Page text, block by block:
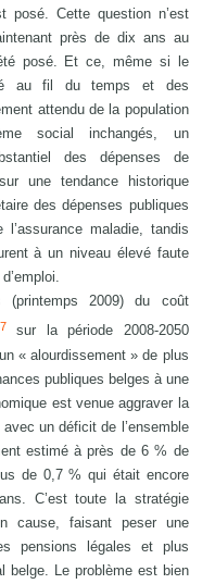
posé. Cette question n’est
près de dix ans au
posé. Et ce, même si le
au fil du temps et des
attendu de la population
social inchangés, un
des dépenses de
une tendance historique
des dépenses publiques
maladie, tandis
à un niveau élevé faute
(printemps 2009) du coût
7
sur la période 2008-2050
« alourdissement » de plus
publiques belges à une
est venue aggraver la
un déficit de l’ensemble
estimé à près de 6 % de
de 0,7 % qui était encore
C’est toute la stratégie
cause, faisant peser une
pensions légales et plus
belge. Le problème est bien